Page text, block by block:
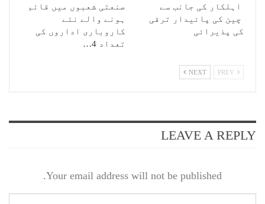
اہلکار کی جانب سے
چین کی پائیدار ترقی
کی پذیرائی
صنعتی شعبوں میں قائم
ہونے والے نئے
کاروباری اداروں کی
تعداد 4…
NEXT
LEAVE A REPLY
Your email address will not be published.